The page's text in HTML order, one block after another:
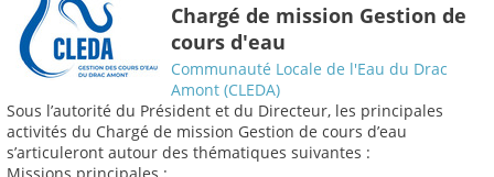
Chargé de mission Gestion de
cours d'eau
Communauté Locale de l'Eau du Drac
Amont (CLEDA)
Sous l’autorité du Président et du Directeur, les principales
activités du Chargé de mission Gestion de cours d’eau
s’articuleront autour des thématiques suivantes :